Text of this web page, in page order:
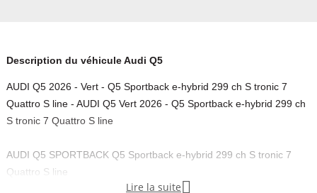
Description du véhicule Audi Q5
AUDI Q5 2026 - Vert - Q5 Sportback e-hybrid 299 ch S tronic 7
Quattro S line - AUDI Q5 Vert 2026 - Q5 Sportback e-hybrid 299 ch
S tronic 7 Quattro S line
AUDI Q5 SPORTBACK Q5 Sportback e-hybrid 299 ch S tronic 7
Quattro S line
Lire la suite 